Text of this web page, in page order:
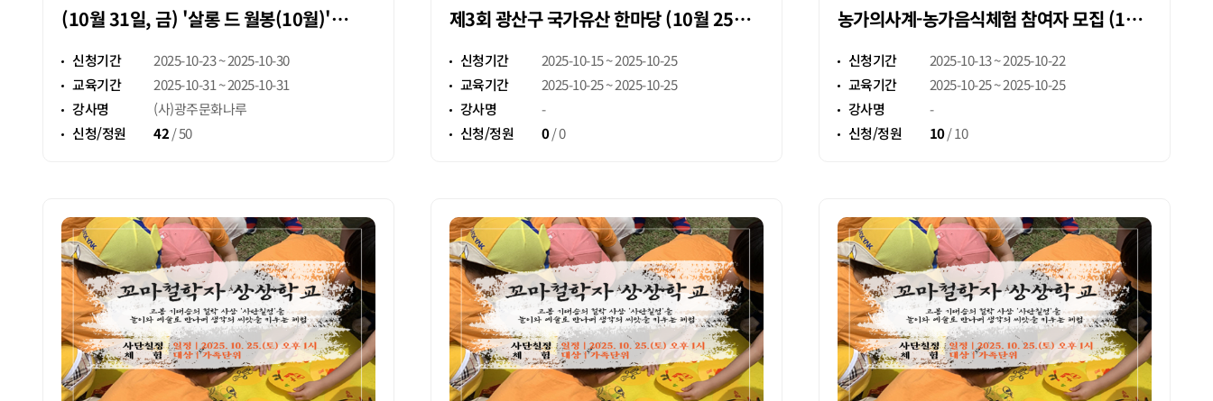
(10월 31일, 금) '살롱 드 월봉(10월)'
신청기간
2025-10-23 ~ 2025-10-30
교육기간
2025-10-31 ~ 2025-10-31
강사명
(사)광주문화나루
신청/정원
42/50
제3회 광산구 국가유산 한마당 (10월 25일
신청기간
2025-10-15 ~ 2025-10-25
교육기간
2025-10-25 ~ 2025-10-25
강사명
-
신청/정원
0/0
농가의사계-농가음식체험 참여자 모집 (10월
신청기간
2025-10-13 ~ 2025-10-22
교육기간
2025-10-25 ~ 2025-10-25
강사명
-
신청/정원
10/10